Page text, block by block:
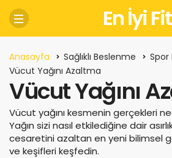
En İyi Fit
Anasayfa Sağlıklı Beslenme
Vücut Yağını Azaltma
Vücut Yağını
Vücut yağını kesmenin gerçekleri
Yağın sizi nasıl etkilediğine dair
cesaretini azaltan en yeni bilimsel
ve keşifleri keşfedin.